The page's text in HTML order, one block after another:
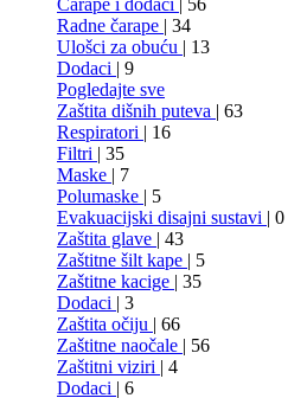
Čarape i dodaci | 56
Radne čarape | 34
Ulošci za obuću | 13
Dodaci | 9
Pogledajte sve
Zaštita dišnih puteva | 63
Respiratori | 16
Filtri | 35
Maske | 7
Polumaske | 5
Evakuacijski disajni sustavi | 0
Zaštita glave | 43
Zaštitne šilt kape | 5
Zaštitne kacige | 35
Dodaci | 3
Zaštita očiju | 66
Zaštitne naočale | 56
Zaštitni viziri | 4
Dodaci | 6